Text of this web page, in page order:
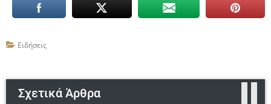
Ειδήσεις
Σχετικά Άρθρα